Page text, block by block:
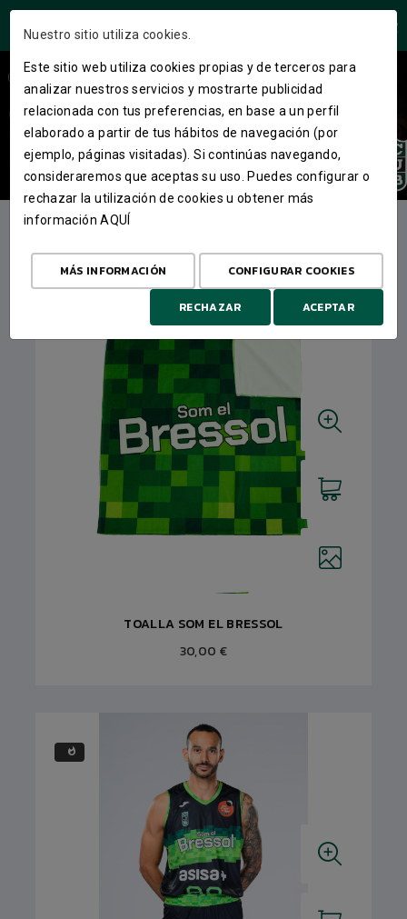
VER MÁS
ARTÍCULOS DESTACADOS
TOALLA SOM EL BRESSOL
30,00 €
Nuestro sitio utiliza cookies.
Este sitio web utiliza cookies propias y de terceros para
analizar nuestros servicios y mostrarte publicidad
relacionada con tus preferencias, en base a un perfil
elaborado a partir de tus hábitos de navegación (por
ejemplo, páginas visitadas). Si continúas navegando,
consideraremos que aceptas su uso. Puedes configurar o
rechazar la utilización de cookies u obtener más
informaciónAQUÍ
MÁS INFORMACIÓN CONFIGURAR COOKIES
RECHAZAR ACEPTAR